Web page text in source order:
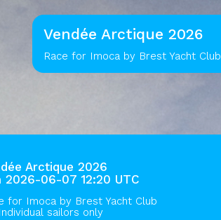
Vendée Arctique 2026
Race for Imoca by Brest Yacht Club
Arctique 2026
2026-06-07 12:20 UTC
for Imoca by Brest Yacht Club
sailors only